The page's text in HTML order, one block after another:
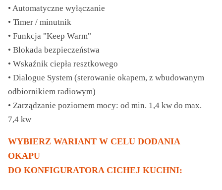
• Automatyczne wyłączanie
• Timer / minutnik
• Funkcja "Keep Warm"
• Blokada bezpieczeństwa
• Wskaźnik ciepła resztkowego
• Dialogue System (sterowanie okapem, z wbudowanym
odbiornikiem radiowym)
• Zarządzanie poziomem mocy: od min. 1,4 kw do max.
7,4 kw
WYBIERZ WARIANT W CELU DODANIA
OKAPU
DO KONFIGURATORA CICHEJ KUCHNI: